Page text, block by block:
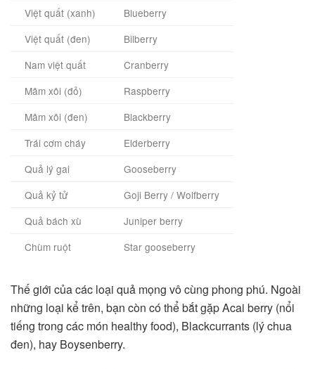
Việt quất (xanh)
Blueberry
Việt quất (đen)
Bilberry
Nam việt quất
Cranberry
Mâm xôi (đỏ)
Raspberry
Mâm xôi (đen)
Blackberry
Trái cơm cháy
Elderberry
Quả lý gai
Gooseberry
Quả kỷ tử
Goji Berry / Wolfberry
Quả bách xù
Juniper berry
Chùm ruột
Star gooseberry
Thế giới của các loại quả mọng vô cùng phong phú. Ngoài
những loại kể trên, bạn còn có thể bắt gặp Acai berry (nổi
tiếng trong các món healthy food), Blackcurrants (lý chua
đen), hay Boysenberry.